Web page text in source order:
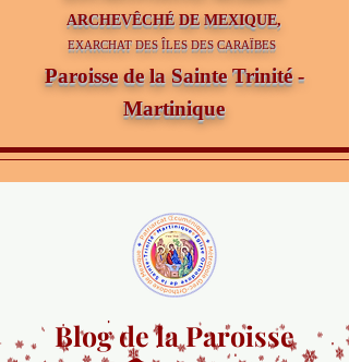
ARCHEVÊCHÉ DE MEXIQUE,
EXARCHAT DES ÎLES DES CARAÏBES
Paroisse de la Sainte Trinité -
Martinique
Blog de la Paroisse